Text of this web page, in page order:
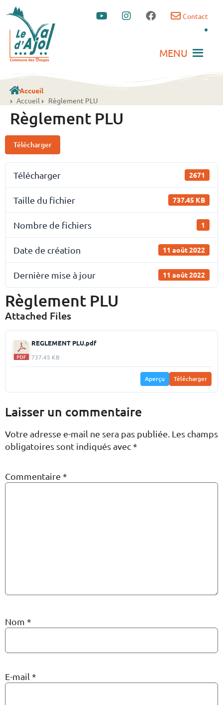
Contact
MENU
Accueil
Accueil
Règlement PLU
Règlement PLU
Télécharger
Télécharger 2671
Taille du fichier 737.45 KB
Nombre de fichiers 1
Date de création 11 août 2022
Dernière mise à jour 11 août 2022
Règlement PLU
Attached Files
REGLEMENT PLU.pdf
737.45 KB
Aperçu Télécharger
Laisser un commentaire
Votre adresse e-mail ne sera pas publiée. Les champs
obligatoires sont indiqués avec*
Commentaire *
Nom *
E-mail *